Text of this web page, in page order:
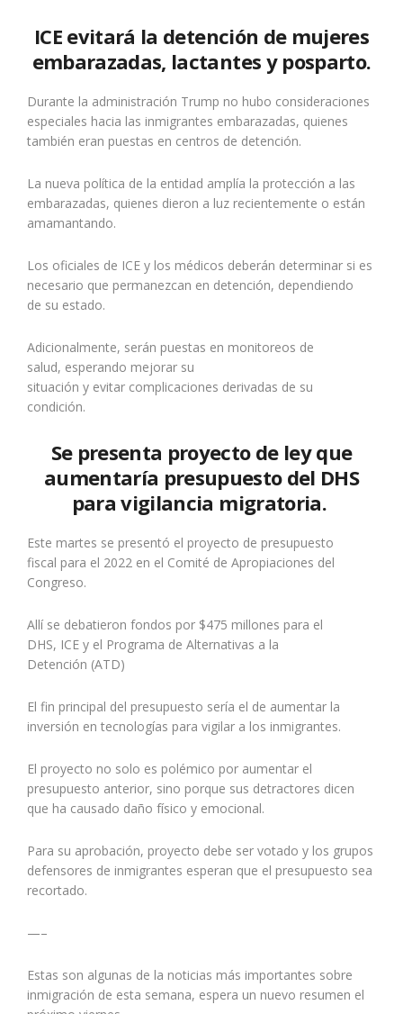
ICE evitará la detención de mujeres
embarazadas, lactantes y posparto.
Durante la administración Trump no hubo consideraciones
especiales hacia las inmigrantes embarazadas, quienes
también eran puestas en centros de detención.
La nueva política de la entidad amplía la protección a las
embarazadas, quienes dieron a luz recientemente o están
amamantando.
Los oficiales de ICE y los médicos deberán determinar si es
necesario que permanezcan en detención, dependiendo
de su estado.
Adicionalmente, serán puestas en monitoreos de
salud, esperando mejorar su
situación y evitar complicaciones derivadas de su
condición.
Se presenta proyecto de ley que
aumentaría presupuesto del DHS
para vigilancia migratoria.
Este martes se presentó el proyecto de presupuesto
fiscal para el 2022 en el Comité de Apropiaciones del
Congreso.
Allí se debatieron fondos por $475 millones para el
DHS, ICE y el Programa de Alternativas a la
Detención (ATD)
El fin principal del presupuesto sería el de aumentar la
inversión en tecnologías para vigilar a los inmigrantes.
El proyecto no solo es polémico por aumentar el
presupuesto anterior, sino porque sus detractores dicen
que ha causado daño físico y emocional.
Para su aprobación, proyecto debe ser votado y los grupos
defensores de inmigrantes esperan que el presupuesto sea
recortado.
—–
Estas son algunas de la noticias más importantes sobre
inmigración de esta semana, espera un nuevo resumen el